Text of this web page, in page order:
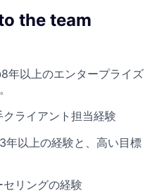
the team
年以上のエンタープライズ
ライアント担当経験
年以上の経験と、高い目標
リングの経験